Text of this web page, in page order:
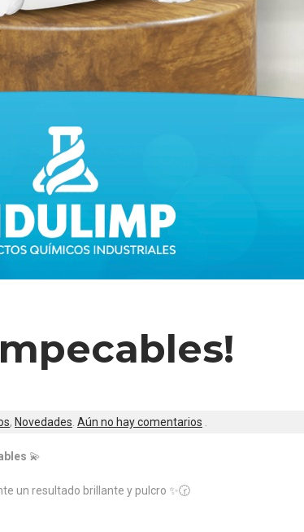
, Novedades Aún no hay comentarios
💫
un resultado brillante y pulcro ✨🕝